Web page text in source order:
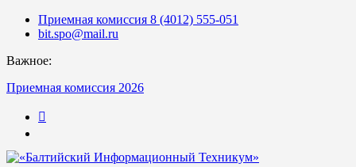
Skip
Приемная комиссия 8 (4012) 555-051
bit.spo@mail.ru
Важное:
Приемная комиссия 2026